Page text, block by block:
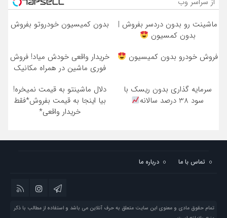
ماشینت رو بدون دردسر بفروش |
بدون کمسیون
بدون کمیسیون خودروتو بفروش
فروش خودرو بدون کمیسیون
خریدار واقعی خودش میاد! فروش
فوری ماشین در همراه مکانیک
سرمایه گذاری بدون ریسک با
سود 38 درصد سالانه
دلال ماشینتو به قیمت نمیخره!
بیا اینجا به قیمت بفروش*فقط
خریدار واقعی*
تماس با ما درباره ما
تمام حقوق مادی و معنوی این سایت متعلق به حرف آنلاین می باشد و استفاده از مطالب با ذکر